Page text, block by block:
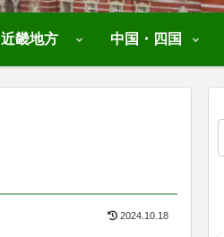
近畿地方 中国・四国
2024.10.18